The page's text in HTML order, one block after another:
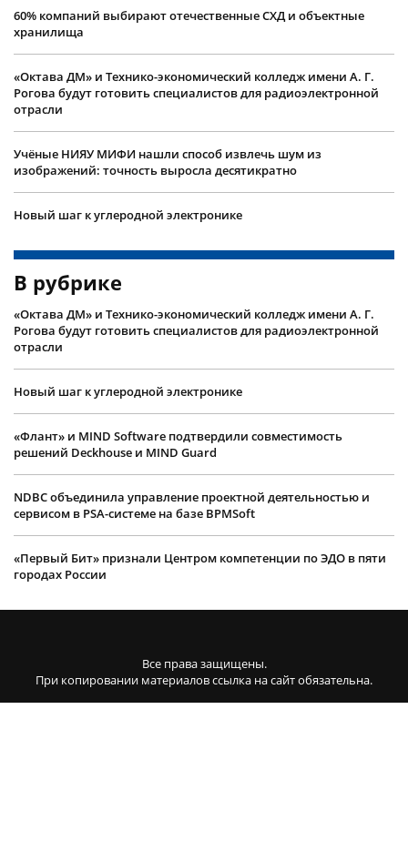
60% компаний выбирают отечественные СХД и объектные
хранилища
«Октава ДМ» и Технико-экономический колледж имени А. Г.
Рогова будут готовить специалистов для радиоэлектронной
отрасли
Учëные НИЯУ МИФИ нашли способ извлечь шум из
изображений: точность выросла десятикратно
Новый шаг к углеродной электронике
В рубрике
«Октава ДМ» и Технико-экономический колледж имени А. Г.
Рогова будут готовить специалистов для радиоэлектронной
отрасли
Новый шаг к углеродной электронике
«Флант» и MIND Software подтвердили совместимость
решений Deckhouse и MIND Guard
NDBC объединила управление проектной деятельностью и
сервисом в PSA-системе на базе BPMSoft
«Первый Бит» признали Центром компетенции по ЭДО в пяти
городах России
Все права защищены.
При копировании материалов ссылка на сайт обязательна.